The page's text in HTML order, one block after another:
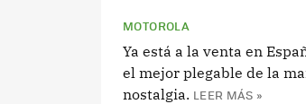
MOTOROLA
Ya está a la venta en
el mejor plegable de la
nostalgia. LEER MÁS »